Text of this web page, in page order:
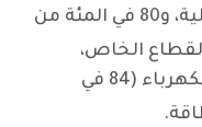
من التموين الإجمالي بالطاقة الأولية، و80 في المئة من
القطاع الخاص،
المتحكم اليوم في مُعظم إنتاج الكهرباء (84 في